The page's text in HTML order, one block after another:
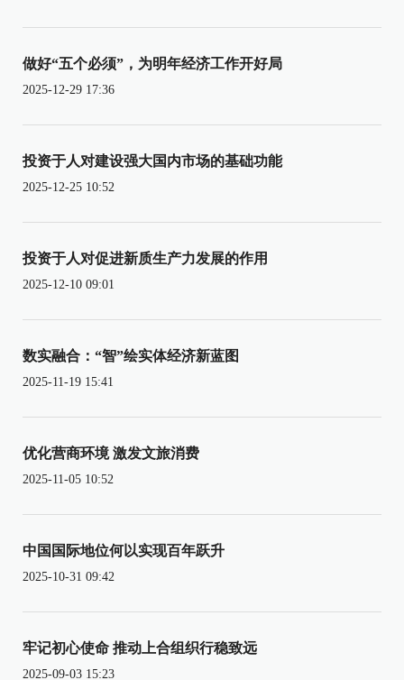
做好“五个必须”，为明年经济工作开好局
2025-12-29 17:36
投资于人对建设强大国内市场的基础功能
2025-12-25 10:52
投资于人对促进新质生产力发展的作用
2025-12-10 09:01
数实融合：“智”绘实体经济新蓝图
2025-11-19 15:41
优化营商环境 激发文旅消费
2025-11-05 10:52
中国国际地位何以实现百年跃升
2025-10-31 09:42
牢记初心使命 推动上合组织行稳致远
2025-09-03 15:23